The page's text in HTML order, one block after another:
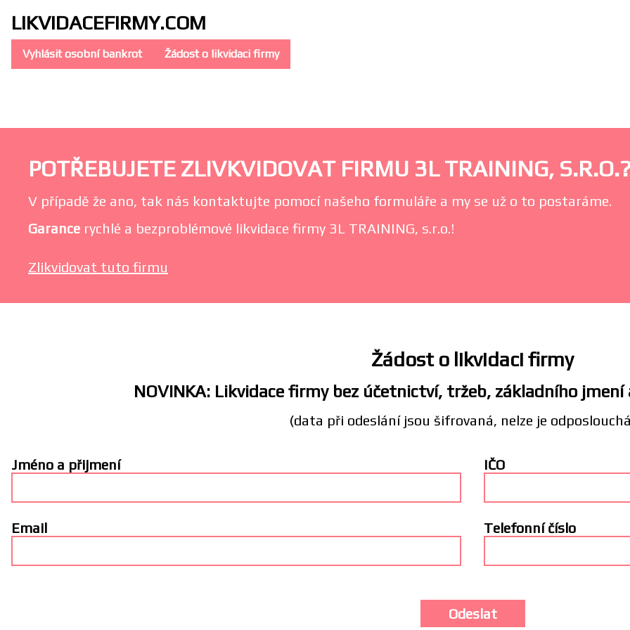
LIKVIDACEFIRMY.COM
Vyhlásit osobní bankrot Žádost o likvidaci firmy
POTŘEBUJETE ZLIVKVIDOVAT FIRMU 3L TRAINING,
V případě že ano, tak nás kontaktujte pomocí našeho formuláře a my se už o to postaráme.
Garance rychlé a bezproblémové likvidace firmy 3L TRAINING, s.r.o.!
Zlikvidovat tuto firmu
Žádost o likvidaci firmy
NOVINKA: Likvidace firmy bez účetnictví, tržeb, základního
(data při odeslání jsou šifrovaná, nelze je
Jméno a přijmení IČO
Email Telefonní číslo
Odeslat